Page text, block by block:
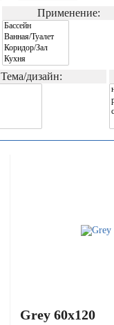
Применение:
Тема/дизайн:
Grey 60x120